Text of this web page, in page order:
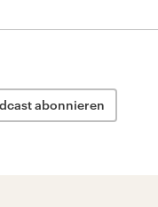
abonnieren